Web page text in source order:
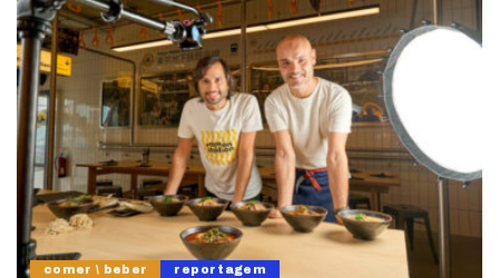
comer \ beber reportagem